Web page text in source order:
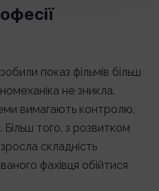
показ фільмів більш
не зникла.
вимагають контролю,
того, з розвитком
складність
фахівця обійтися